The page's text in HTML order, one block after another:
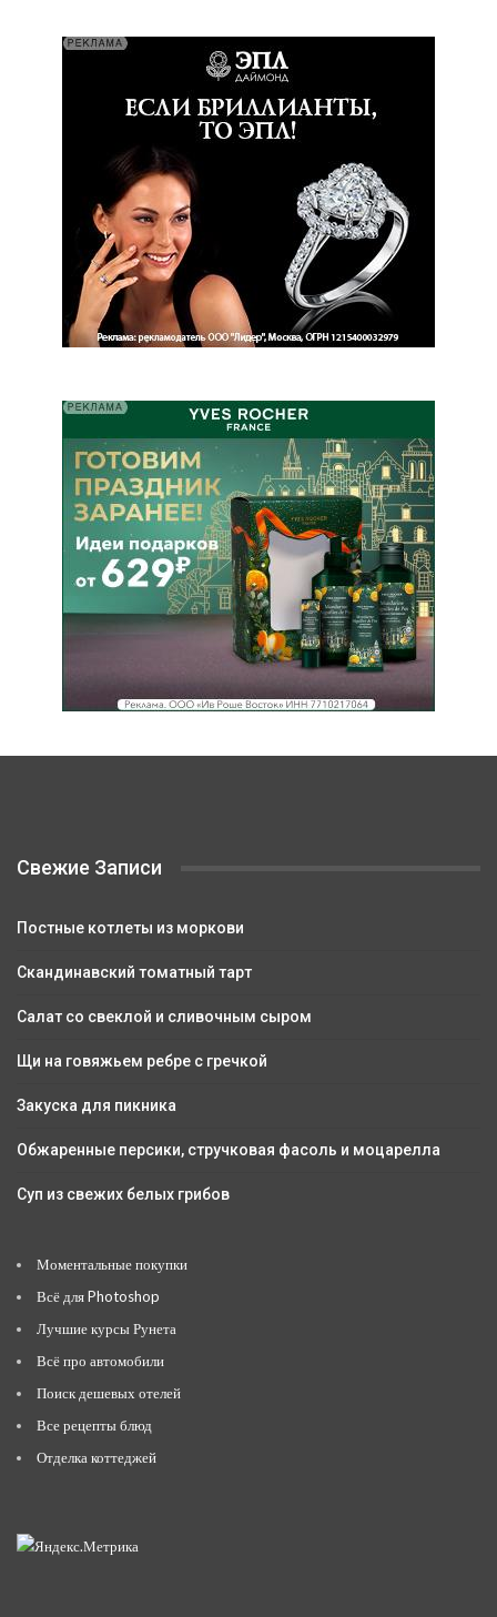
Свежие Записи
Постные котлеты из моркови
Скандинавский томатный тарт
Салат со свеклой и сливочным сыром
Щи на говяжьем ребре с гречкой
Закуска для пикника
Обжаренные персики, стручковая фасоль и моцарелла
Суп из свежих белых грибов
Моментальные покупки
Всё для Photoshop
Лучшие курсы Рунета
Всё про автомобили
Поиск дешевых отелей
Все рецепты блюд
Отделка коттеджей